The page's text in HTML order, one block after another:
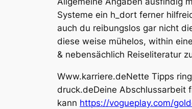
Systeme ein h_dort ferner
auch du reibungslos gar nicht
diese weise mühelos, within
& nebensächlich Reiseliteratur
Www.karriere.deNette Tipps
druck.deDeine Abschlussarbeit
kann https://vogueplay.com/